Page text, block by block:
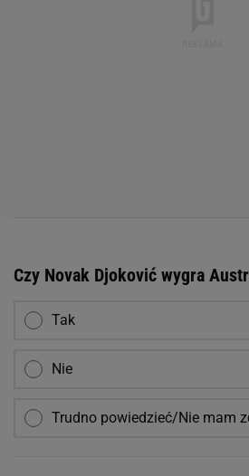
Czy Novak Djoković wygra
Tak
Nie
Trudno powiedzieć/Nie mam